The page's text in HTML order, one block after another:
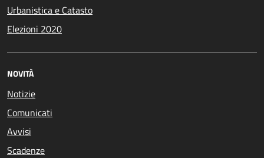
Urbanistica e Catasto
Elezioni 2020
NOVITÀ
Notizie
Comunicati
Avvisi
Scadenze